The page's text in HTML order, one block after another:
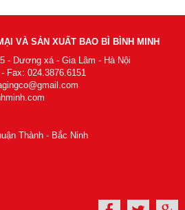
VÀ SẢN XUẤT BAO BÌ BÌNH MINH
- Dương xá - Gia Lâm - Hà Nội
024.3876.6151
Thành - Bắc Ninh